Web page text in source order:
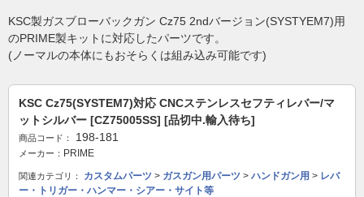
KSC製ガスブローバックガン Cz75 2ndバージョン(SYSTYEM7)用
のPRIME製キットに対応したパーツです。
(ノーマルの本体にもおそらくは組み込み可能です)
KSC Cz75(SYSTEM7)対応 CNCステンレスセフティレバー/マ
ットシルバー [CZ75005SS] [品切中.輸入待ち]
商品コード： 198-181
メーカー： PRIME
関連カテゴリ： カスタムパーツ > ガスガン用パーツ > ハンドガン用 > レバ
ー・トリガー・ハンマー・シアー・サイト等